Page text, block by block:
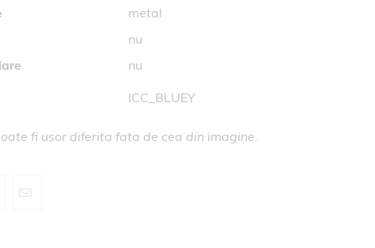
metal
nu
nu
ICC_BLUEY
fi usor diferita fata de cea din imagine.